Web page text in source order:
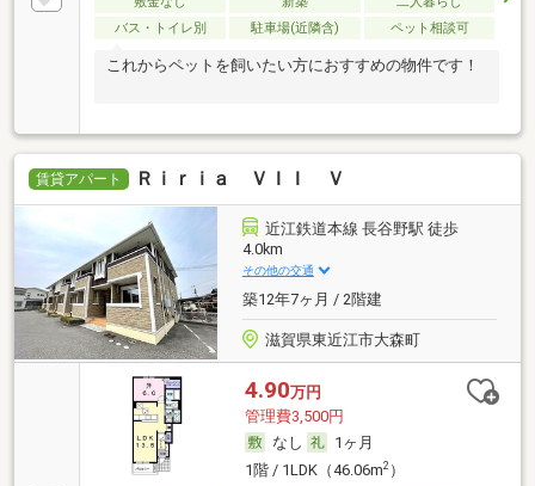
バス・トイレ別
駐車場(近隣含) ペット相談可
これからペットを飼いたい方におすすめの物件です！
賃貸アパート Ｒｉｒｉａ ＶＩＩ Ｖ
近江鉄道本線 長谷野駅 徒歩
4.0km
その他の交通
築12年7ヶ月 / 2階建
滋賀県東近江市大森町
4.90万円
管理費3,500円
なし
1ヶ月
1階 / 1LDK（46.06m2）